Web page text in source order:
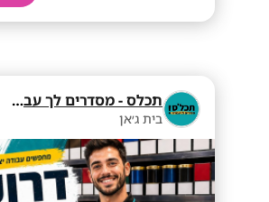
תכלס - מסדרים לך עבודה
בית ג׳אן